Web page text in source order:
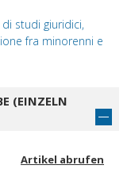
studi giuridici,
fra minorenni e
(EINZELN
Artikel abrufen